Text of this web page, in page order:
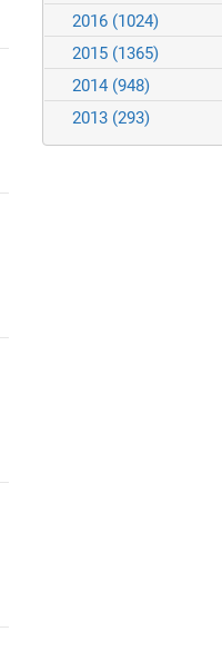
2016 (1024)
2015 (1365)
2014 (948)
2013 (293)